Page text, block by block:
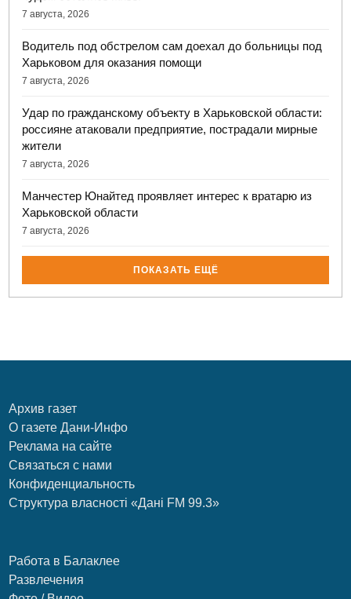
7 августа, 2026
Водитель под обстрелом сам доехал до больницы под
Харьковом для оказания помощи
7 августа, 2026
Удар по гражданскому объекту в Харьковской области:
россияне атаковали предприятие, пострадали мирные
жители
7 августа, 2026
Манчестер Юнайтед проявляет интерес к вратарю из
Харьковской области
7 августа, 2026
ПОКАЗАТЬ ЕЩЁ
Архив газет
О газете Дани-Инфо
Реклама на сайте
Связаться с нами
Конфиденциальность
Структура власності «Дані FM 99.3»
Работа в Балаклее
Развлечения